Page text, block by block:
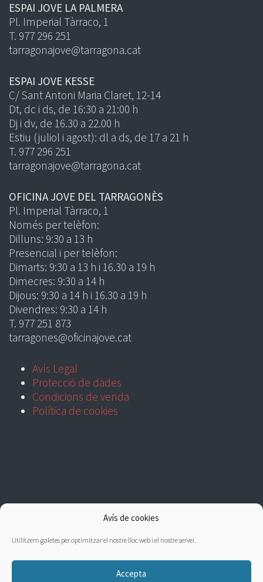
Avís de cookies
Utilitzem galetes per optimitzar el nostre lloc web i el nostre servei.
Accepta
ESPAI JOVE LA PALMERA
Pl. Imperial Tàrraco, 1
T. 977 296 251
tarragonajove@tarragona.cat
ESPAI JOVE KESSE
C/ Sant Antoni Maria Claret, 12-14
Dt, dc i ds, de 16:30 a 21:00 h
Dj i dv, de 16.30 a 22.00 h
Estiu (juliol i agost): dl a ds, de 17 a 21 h
T. 977 296 251
tarragonajove@tarragona.cat
OFICINA JOVE DEL TARRAGONÈS
Pl. Imperial Tàrraco, 1
Només per telèfon:
Dilluns: 9:30 a 13 h
Presencial i per telèfon:
Dimarts: 9:30 a 13 h i 16.30 a 19 h
Dimecres: 9:30 a 14 h
Dijous: 9:30 a 14 h i 16.30 a 19 h
Divendres: 9:30 a 14 h
T. 977 251 873
tarragones@oficinajove.cat
Avís Legal
Protecció de dades
Condicions de venda
Política de cookies